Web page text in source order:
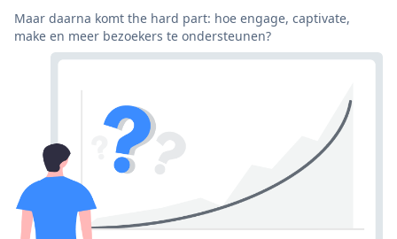
Maar daarna komt the hard part: hoe engage, captivate,
make en meer bezoekers te ondersteunen?